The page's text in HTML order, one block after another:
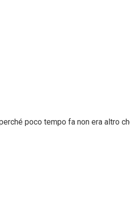
poco tempo fa non era altro